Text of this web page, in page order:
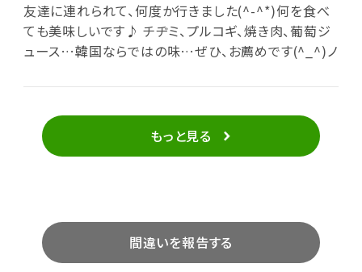
友達に連れられて、何度か行きました(^-^*)何を食べ
ても美味しいです♪ チヂミ、プルコギ、焼き肉、葡萄ジ
ュース…韓国ならではの味…ぜひ、お薦めです(^_^)ノ
もっと見る
間違いを報告する